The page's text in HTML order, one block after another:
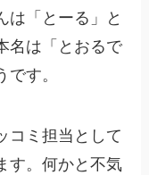
は「とーる」と
名は「とおるで
す。
コミ担当として
す。何かと不気